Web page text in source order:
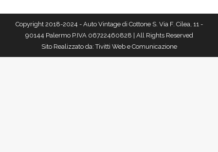
Copyright 2018-2024 - Auto Vintage di Cottone S. Via F. Cilea, 11 -
90144 Palermo P.IVA 06722460828 | All Rights Reserved
Sito Realizzato da:Tivitti Web e Comunicazione